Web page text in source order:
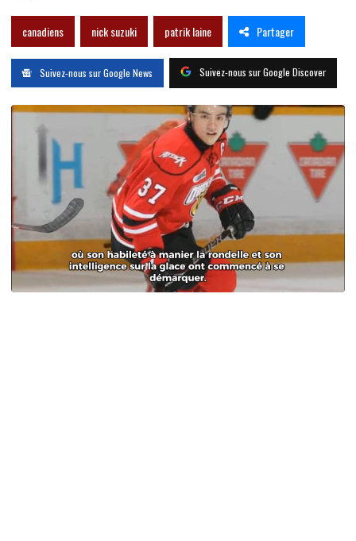
canadiens nick suzuki patrik laine Partager
Suivez-nous sur Google News Suivez-nous sur Google Discover